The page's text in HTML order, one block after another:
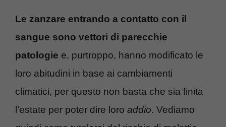
Le zanzare entrando a contatto con il
sangue sono vettori di parecchie
patologie e, purtroppo, hanno modificato le
loro abitudini in base ai cambiamenti
climatici, per questo non basta che sia finita
l’estate per poter dire loro addio. Vediamo